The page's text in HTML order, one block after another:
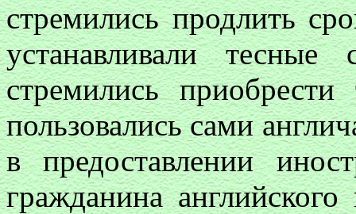
стремились продлить
устанавливали
стремились
пользовались сами
в предоставлении
гражданина